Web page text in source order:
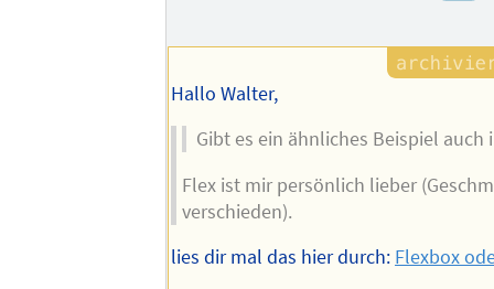
Autors
Hallo Walter,
Gibt es ein ähnliches Beispiel auch
Flex ist mir persönlich lieber
verschieden).
lies dir mal das hier durch: Flexbox